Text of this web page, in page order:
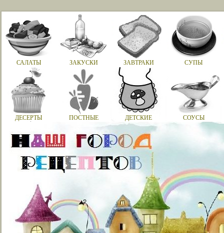
САЛАТЫ ЗАКУСКИ ЗАВТРАКИ СУПЫ
ДЕСЕРТЫ ПОСТНЫЕ ДЕТСКИЕ СОУСЫ